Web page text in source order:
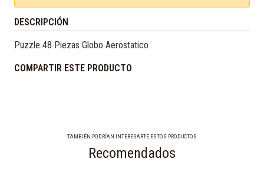
DESCRIPCIÓN
Puzzle 48 Piezas Globo Aerostatico
COMPARTIR ESTE PRODUCTO
TAMBIÉN PODRÍAN INTERESARTE ESTOS PRODUCTOS
Recomendados